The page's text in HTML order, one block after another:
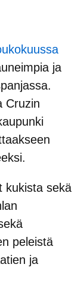
ja
Cruzin
kukista sekä
peleistä
ja